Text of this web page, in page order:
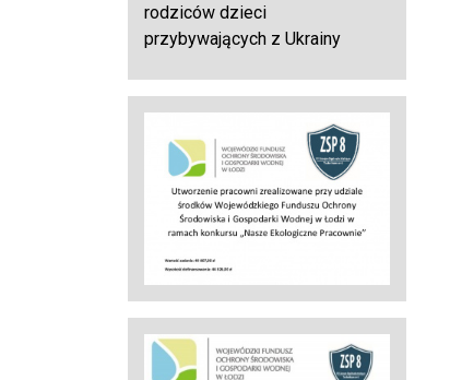
rodziców dzieci
przybywających z Ukrainy